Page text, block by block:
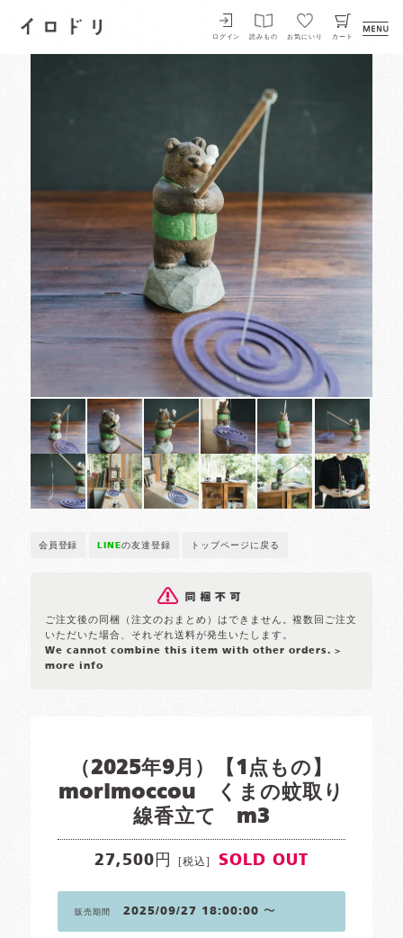
イロドリ
ログイン 読みもの お気にいり カート
会員登録 LINEの友達登録 トップページに戻る
ご注文後の同梱（注文のおまとめ）はできません。複数回ご注文
いただいた場合、それぞれ送料が発生いたします。
We cannot combine this item with other orders. >
more info
（2025年9月）【1点もの】
morimoccou くまの蚊取り
線香立て m3
27,500円 [税込] SOLD OUT
販売期間 2025/09/27 18:00:00 〜